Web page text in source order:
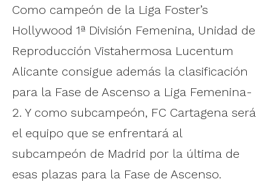
Como campeón de la Liga Foster’s
Hollywood 1ª División Femenina, Unidad de
Reproducción Vistahermosa Lucentum
Alicante consigue además la clasificación
para la Fase de Ascenso a Liga Femenina-
2. Y como subcampeón, FC Cartagena será
el equipo que se enfrentará al
subcampeón de Madrid por la última de
esas plazas para la Fase de Ascenso.